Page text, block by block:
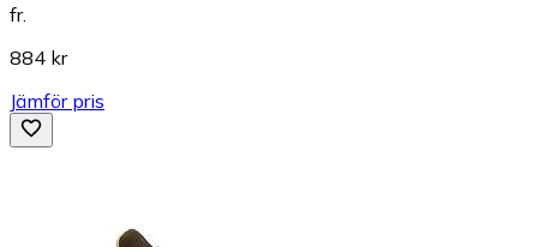
fr.
884 kr
Jämför pris